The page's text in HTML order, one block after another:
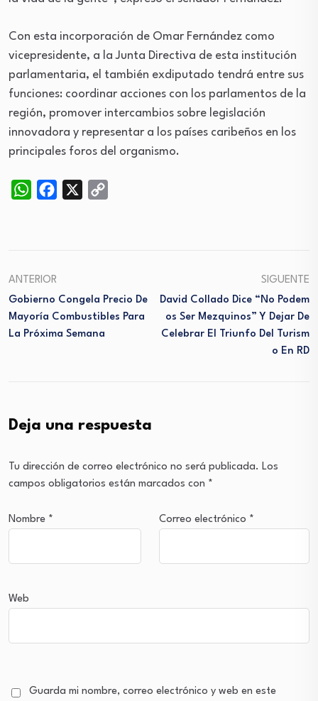
Con esta incorporación de Omar Fernández como
vicepresidente, a la Junta Directiva de esta institución
parlamentaria, el también exdiputado tendrá entre sus
funciones: coordinar acciones con los parlamentos de la
región, promover intercambios sobre legislación
innovadora y representar a los países caribeños en los
principales foros del organismo.
WhatsAppFacebook
ANTERIOR
Gobierno Congela Precio De
Mayoría Combustibles Para
La Próxima Semana
SIGUENTE
David Collado Dice “no Podem
Os Ser Mezquinos” Y Dejar De
Celebrar El Triunfo Del Turism
O En RD
Deja una respuesta
Tu dirección de correo electrónico no será publicada. Los
campos obligatorios están marcados con *
Nombre * Correo electrónico *
Web
Guarda mi nombre, correo electrónico y web en este